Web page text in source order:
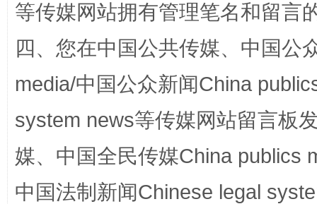
等传媒网站拥有管理笔名和留言
四、您在中国公共传媒、中国公
media/中国公众新闻China
system news等传媒网站留言板
媒、中国全民传媒China publics
中国法制新闻Chinese legal